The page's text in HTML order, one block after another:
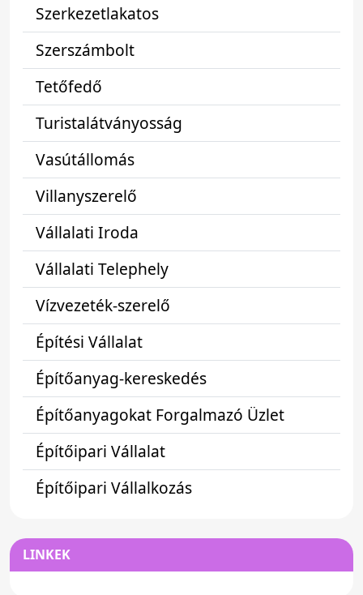
Szerkezetlakatos
Szerszámbolt
Tetőfedő
Turistalátványosság
Vasútállomás
Villanyszerelő
Vállalati Iroda
Vállalati Telephely
Vízvezeték-szerelő
Építési Vállalat
Építőanyag-kereskedés
Építőanyagokat Forgalmazó Üzlet
Építőipari Vállalat
Építőipari Vállalkozás
LINKEK